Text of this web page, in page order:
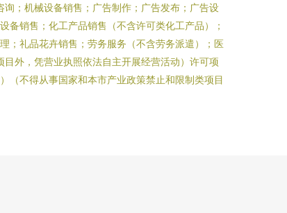
；机械设备销售；广告制作；广告发布；广告设
销售；化工产品销售（不含许可类化工产品）；
；礼品花卉销售；劳务服务（不含劳务派遣）；医
外，凭营业执照依法自主开展经营活动）许可项
（不得从事国家和本市产业政策禁止和限制类项目